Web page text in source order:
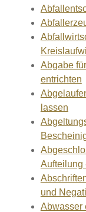
Abgabe
entrichten
lassen
Aufteilung
und
Abwasser